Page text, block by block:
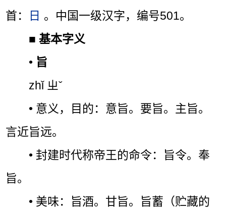
首：
日 。中国一级汉字，编号501。
■基本字义
• 旨
zhǐ ㄓˇ
• 意义，目的：意旨。要旨。主旨。
言近旨远。
• 封建时代称帝王的命令：旨令。奉
旨。
• 美味：旨酒。甘旨。旨蓄（贮藏的